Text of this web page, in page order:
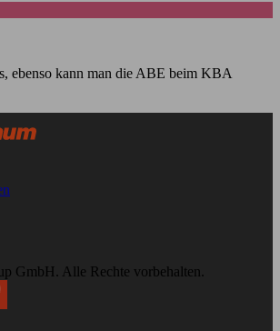
ebenso kann man die ABE beim KBA
GmbH. Alle Rechte vorbehalten.